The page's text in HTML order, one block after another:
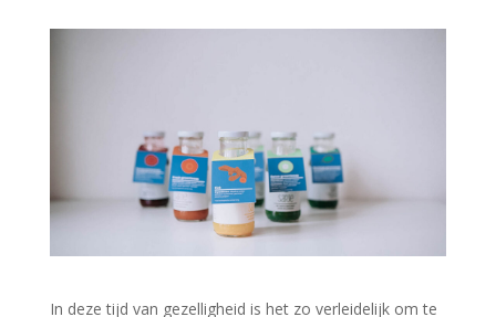
In deze tijd van gezelligheid is het zo verleidelijk om te